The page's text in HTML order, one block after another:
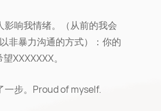
响我情绪。（从前的我会
非暴力沟通的方式）：你的
XXXXXXX。
一步。Proud of myself.